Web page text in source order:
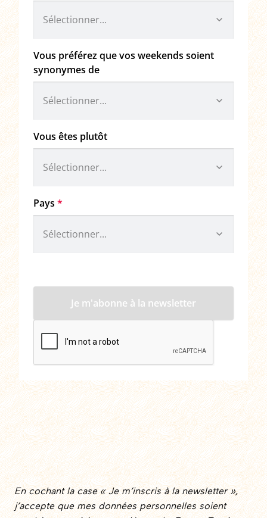
En cochant la case « Je m’inscris à la newsletter »,
j’accepte que mes données personnelles soient